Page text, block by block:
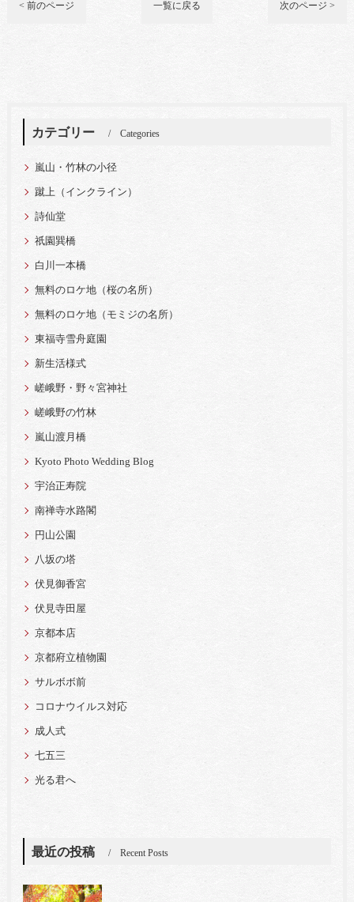
< 前のページ 一覧に戻る 次のページ >
カテゴリー Categories
嵐山・竹林の小径
蹴上（インクライン）
詩仙堂
祇園巽橋
白川一本橋
無料のロケ地（桜の名所）
無料のロケ地（モミジの名所）
東福寺雪舟庭園
新生活様式
嵯峨野・野々宮神社
嵯峨野の竹林
嵐山渡月橋
Kyoto Photo Wedding Blog
宇治正寿院
南禅寺水路閣
円山公園
八坂の塔
伏見御香宮
伏見寺田屋
京都本店
京都府立植物園
サルボボ前
コロナウイルス対応
成人式
七五三
光る君へ
最近の投稿 Recent Posts